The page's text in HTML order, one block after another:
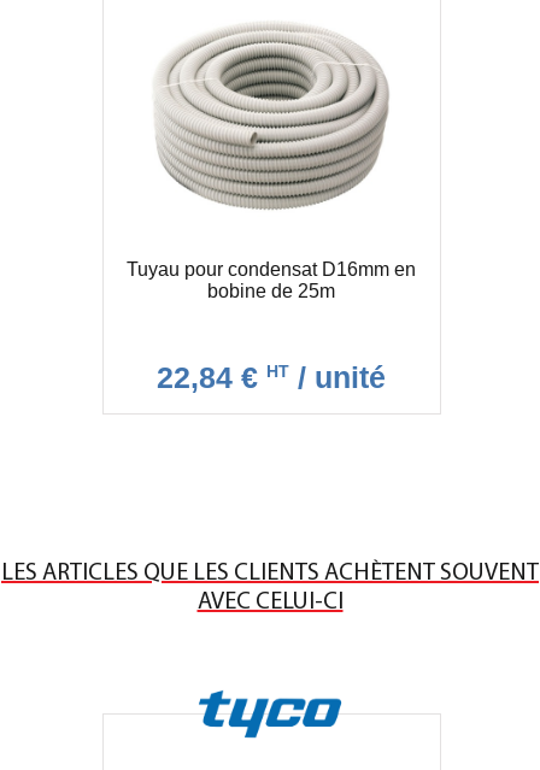
Tuyau pour condensat D16mm en
bobine de 25m
22,84 € HT / unité
LES ARTICLES QUE LES CLIENTS ACHÈTENT SOUVENT
AVEC CELUI-CI